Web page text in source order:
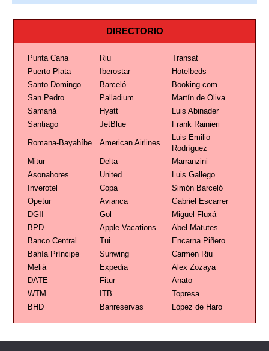
DIRECTORIO
Punta Cana Riu
Transat
Puerto Plata
Iberostar
Hotelbeds
Santo Domingo
Barceló
Booking.com
San Pedro
Palladium
Martín de Oliva
Samaná
Hyatt
Luis Abinader
Santiago
JetBlue Frank Rainieri
Romana-Bayahíbe American Airlines
Luis Emilio
Rodríguez
Mitur
Delta
Marranzini
Asonahores
United
Luis Gallego
Inverotel
Copa
Simón Barceló
Opetur
Avianca
Gabriel Escarrer
DGII
Gol
Miguel Fluxá
BPD
Apple Vacations
Abel Matutes
Banco Central
Tui
Encarna Piñero
Bahía Príncipe
Sunwing
Carmen Riu
Meliá
Expedia
Alex Zozaya
DATE
Fitur
Anato
WTM
ITB
Topresa
BHD
Banreservas López de Haro